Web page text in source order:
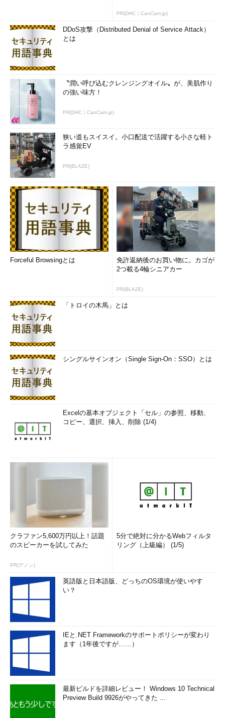
PR(DHC｜CanCam.jp)
DDoS攻撃（Distributed Denial of Service Attack）
とは
〝潤い呼び込むクレンジングオイル〟が、美肌作り
の強い味方！
PR(DHC｜CanCam.jp)
狭い道もスイスイ。小口配送で活躍する小さな軽ト
ラ感覚EV
PR(BLAZE)
Forceful Browsingとは
免許返納後のお買い物に。カゴが
2つ載る4輪シニアカー
PR(BLAZE)
「トロイの木馬」とは
シングルサインオン（Single Sign-On：SSO）とは
Excelの基本オブジェクト「セル」の参照、移動、
コピー、選択、挿入、削除 (1/4)
クラファン5,600万円以上！話題
のスピーカーを試してみた
PR(デノン)
5分で絶対に分かるWebフィルタ
リング（上級編） (1/5)
英語版と日本語版、どっちのOS環境が使いやす
い？
IEと.NET Frameworkのサポートポリシーが変わり
ます（1年後ですが……）
最新ビルドを詳細レビュー！ Windows 10 Technical
Preview Build 9926がやってきた ...